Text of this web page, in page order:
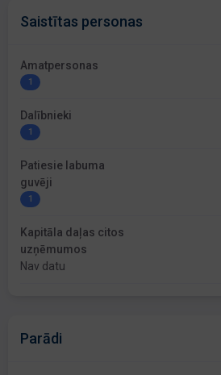
Saistītas personas
Amatpersonas
1
Dalībnieki
1
Patiesie labuma
guvēji
1
Kapitāla daļas citos
uzņēmumos
Nav datu
Parādi